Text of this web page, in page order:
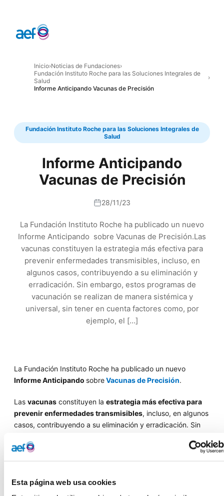
Esta página web usa cookies
Inicio›Noticias de Fundaciones›
Fundación Instituto Roche para las Soluciones Integrales de
Salud
›
Informe Anticipando Vacunas de Precisión
Fundación Instituto Roche para las Soluciones Integrales de
Salud
Informe Anticipando
Vacunas de Precisión
28/11/23
La Fundación Instituto Roche ha publicado un nuevo
Informe Anticipando sobre Vacunas de Precisión.Las
vacunas constituyen la estrategia más efectiva para
prevenir enfermedades transmisibles, incluso, en
algunos casos, contribuyendo a su eliminación y
erradicación. Sin embargo, estos programas de
vacunación se realizan de manera sistémica y
universal, sin tener en cuenta factores como, por
ejemplo, el […]
La Fundación Instituto Roche ha publicado un nuevo
Informe Anticipando sobreVacunas de Precisión.
Las vacunas constituyen la estrategia más efectiva para
prevenir enfermedades transmisibles, incluso, en algunos
casos, contribuyendo a su eliminación y erradicación. Sin
manera sistémica y universal, sin tener en cuenta factores
como, por ejemplo, el perfil genético de los individuos. Es
reducida para generar una respuesta inmunitaria robusta
o pueden dar lugar a
efectos adversos